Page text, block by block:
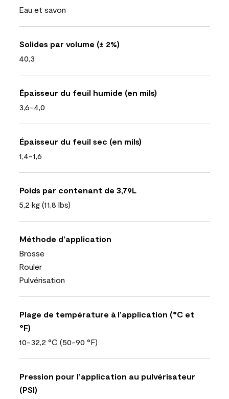
Eau et savon
Solides par volume (± 2%)
40,3
Épaisseur du feuil humide (en mils)
3,6-4,0
Épaisseur du feuil sec (en mils)
1,4-1,6
Poids par contenant de 3,79L
5,2 kg (11,8 lbs)
Méthode d’application
Brosse
Rouler
Pulvérisation
Plage de température à l’application (°C et
°F)
10-32,2 °C (50-90 °F)
Pression pour l’application au pulvérisateur
(PSI)